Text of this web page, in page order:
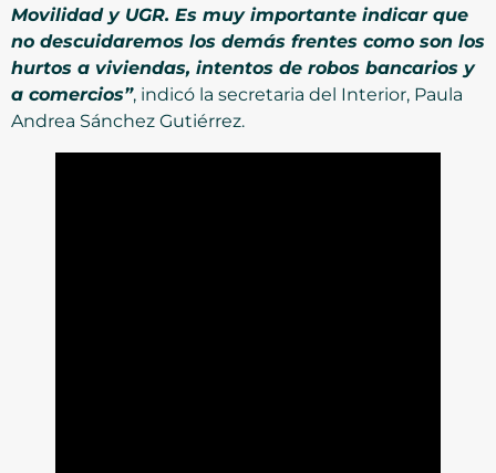
Movilidad y UGR. Es muy importante indicar que
no descuidaremos los demás frentes como son los
hurtos a viviendas, intentos de robos bancarios y
a comercios”, indicó la secretaria del Interior, Paula
Andrea Sánchez Gutiérrez.